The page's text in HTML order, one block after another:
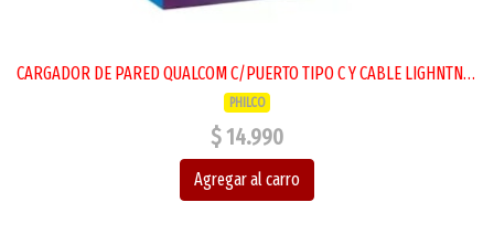
CARGADOR DE PARED QUALCOM C/PUERTO TIPO C Y CABLE LIGHNTNING
PHILCO
$ 14.990
Agregar al carro